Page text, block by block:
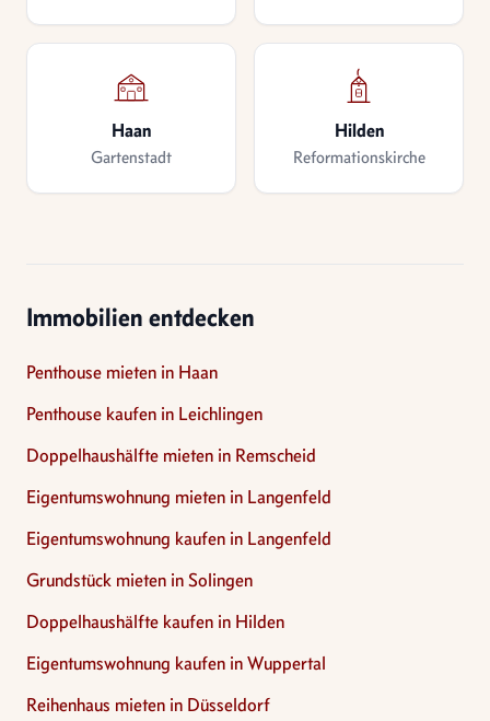
Haan
Gartenstadt
Hilden
Reformationskirche
Immobilien entdecken
Penthouse mieten in Haan
Penthouse kaufen in Leichlingen
Doppelhaushälfte mieten in Remscheid
Eigentumswohnung mieten in Langenfeld
Eigentumswohnung kaufen in Langenfeld
Grundstück mieten in Solingen
Doppelhaushälfte kaufen in Hilden
Eigentumswohnung kaufen in Wuppertal
Reihenhaus mieten in Düsseldorf